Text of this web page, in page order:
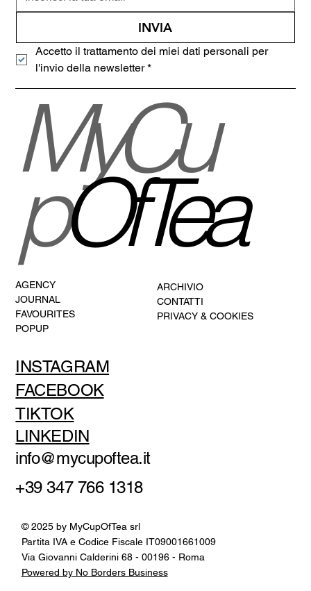
INVIA
Accetto il trattamento dei miei dati personali per
l'invio della newsletter *
MyCu
pOfTea
AGENCY
JOURNAL
FAVOURITES
POPUP
ARCHIVIO
CONTATTI
PRIVACY & COOKIES
INSTAGRAM
FACEBOOK
TIKTOK
LINKEDIN
info@mycupoftea.it
+39 347 766 1318
© 2025 by MyCupOfTea srl
Partita IVA e Codice Fiscale IT09001661009
Via Giovanni Calderini 68 - 00196 - Roma
Powered by No Borders Business